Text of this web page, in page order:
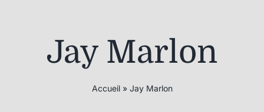
PortfolioJay Marlon
Accueil» Jay Marlon